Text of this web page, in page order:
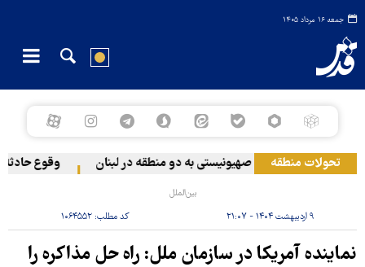
جمعه ۱۶ مرداد ۱۴۰۵
تحولات منطقه
حمله رژیم صهیونیستی به دو منطقه در لبنان وقوع حادثه
بین‌الملل
۹ اردیبهشت ۱۴۰۴ - ۲۱:۰۷ کد مطلب: ۱۰۶۴۵۵۲
نماینده آمریکا در سازمان ملل: راه حل مذاکره را